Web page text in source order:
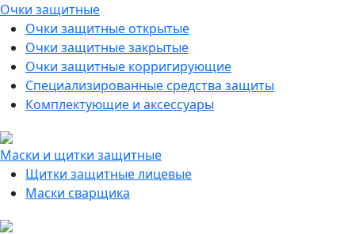
Очки защитные
Очки защитные открытые
Очки защитные закрытые
Очки защитные корригирующие
Специализированные средства защиты
Комплектующие и аксессуары
Маски и щитки защитные
Щитки защитные лицевые
Маски сварщика